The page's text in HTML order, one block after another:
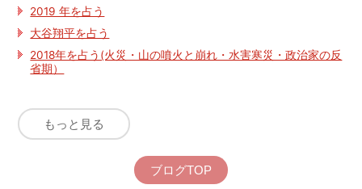
2019 年を占う
大谷翔平を占う
2018年を占う(火災・山の噴火と崩れ・水害寒災・政治家の反
省期）
もっと見る
ブログTOP